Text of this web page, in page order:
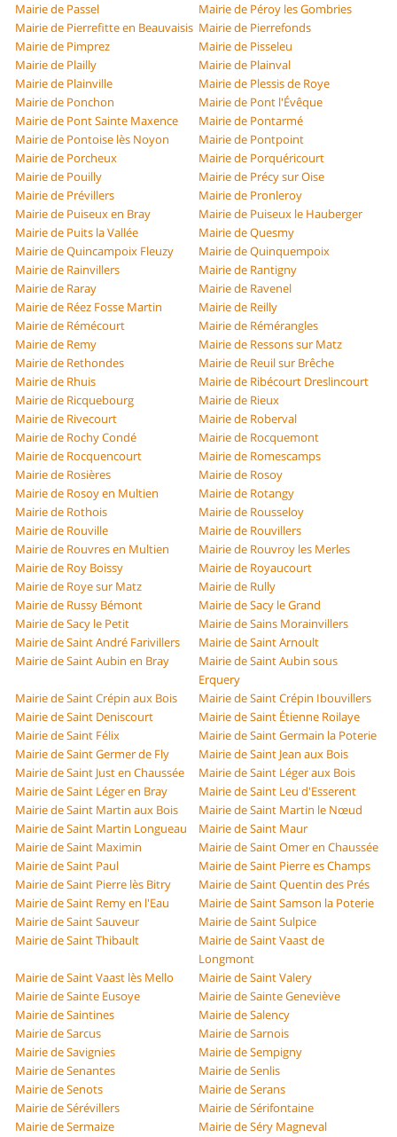
Mairie de Passel
Mairie de Péroy les Gombries
Mairie de Pierrefitte en Beauvaisis Mairie de Pierrefonds
Mairie de Pimprez
Mairie de Pisseleu
Mairie de Plailly
Mairie de Plainval
Mairie de Plainville
Mairie de Plessis de Roye
Mairie de Ponchon
Mairie de Pont l'Évêque
Mairie de Pont Sainte Maxence
Mairie de Pontarmé
Mairie de Pontoise lès Noyon
Mairie de Pontpoint
Mairie de Porcheux
Mairie de Porquéricourt
Mairie de Pouilly
Mairie de Précy sur Oise
Mairie de Prévillers
Mairie de Pronleroy
Mairie de Puiseux en Bray
Mairie de Puiseux le Hauberger
Mairie de Puits la Vallée
Mairie de Quesmy
Mairie de Quincampoix Fleuzy
Mairie de Quinquempoix
Mairie de Rainvillers
Mairie de Rantigny
Mairie de Raray
Mairie de Ravenel
Mairie de Réez Fosse Martin
Mairie de Reilly
Mairie de Rémécourt
Mairie de Rémérangles
Mairie de Remy
Mairie de Ressons sur Matz
Mairie de Rethondes
Mairie de Reuil sur Brêche
Mairie de Rhuis
Mairie de Ribécourt Dreslincourt
Mairie de Ricquebourg
Mairie de Rieux
Mairie de Rivecourt
Mairie de Roberval
Mairie de Rochy Condé
Mairie de Rocquemont
Mairie de Rocquencourt
Mairie de Romescamps
Mairie de Rosières
Mairie de Rosoy
Mairie de Rosoy en Multien
Mairie de Rotangy
Mairie de Rothois
Mairie de Rousseloy
Mairie de Rouville
Mairie de Rouvillers
Mairie de Rouvres en Multien
Mairie de Rouvroy les Merles
Mairie de Roy Boissy
Mairie de Royaucourt
Mairie de Roye sur Matz
Mairie de Rully
Mairie de Russy Bémont
Mairie de Sacy le Grand
Mairie de Sacy le Petit
Mairie de Sains Morainvillers
Mairie de Saint André Farivillers
Mairie de Saint Arnoult
Mairie de Saint Aubin en Bray
Mairie de Saint Aubin sous
Erquery
Mairie de Saint Crépin aux Bois
Mairie de Saint Crépin Ibouvillers
Mairie de Saint Deniscourt
Mairie de Saint Étienne Roilaye
Mairie de Saint Félix
Mairie de Saint Germain la Poterie
Mairie de Saint Germer de Fly
Mairie de Saint Jean aux Bois
Mairie de Saint Just en Chaussée
Mairie de Saint Léger aux Bois
Mairie de Saint Léger en Bray
Mairie de Saint Leu d'Esserent
Mairie de Saint Martin aux Bois
Mairie de Saint Martin le Nœud
Mairie de Saint Martin Longueau
Mairie de Saint Maur
Mairie de Saint Maximin
Mairie de Saint Omer en Chaussée
Mairie de Saint Paul
Mairie de Saint Pierre es Champs
Mairie de Saint Pierre lès Bitry
Mairie de Saint Quentin des Prés
Mairie de Saint Remy en l'Eau
Mairie de Saint Samson la Poterie
Mairie de Saint Sauveur
Mairie de Saint Sulpice
Mairie de Saint Thibault
Mairie de Saint Vaast de
Longmont
Mairie de Saint Vaast lès Mello
Mairie de Saint Valery
Mairie de Sainte Eusoye
Mairie de Sainte Geneviève
Mairie de Saintines
Mairie de Salency
Mairie de Sarcus
Mairie de Sarnois
Mairie de Savignies
Mairie de Sempigny
Mairie de Senantes
Mairie de Senlis
Mairie de Senots
Mairie de Serans
Mairie de Sérévillers
Mairie de Sérifontaine
Mairie de Sermaize
Mairie de Séry Magneval